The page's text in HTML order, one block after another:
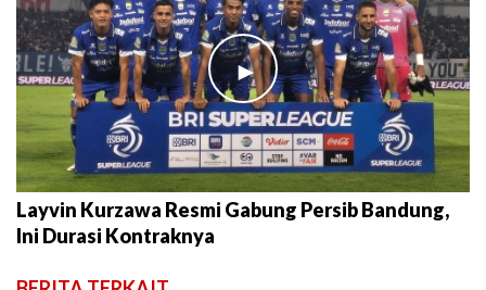
►
Layvin Kurzawa Resmi Gabung Persib Bandung,
Ini Durasi Kontraknya